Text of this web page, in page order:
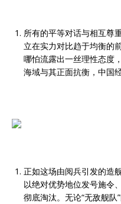
所有的平等对话与相互尊
立在实力对比趋于均衡的
哪怕流露出一丝理性态度
海域与其正面抗衡，中国
正如这场由阅兵引发的造
以绝对优势地位发号施令
彻底淘汰。无论“无敌舰